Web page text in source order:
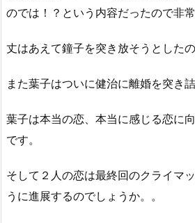
のでは！？という内容だったので非
丈はあえて鐘子を突き放そうとした
また葉子はついに健治に離婚を突き
葉子は本当の恋、本当に感じる恋に
です。
そして２人の恋は最終回のクライマ
うに進展するのでしょうか。。